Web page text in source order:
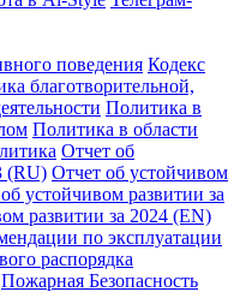
поведения Кодекс
благотворительной,
Политика в
Политика в области
Отчет об
(RU) Отчет об устойчивом
устойчивом развитии за
развитии за 2024 (EN)
по эксплуатации
распорядка
Пожарная Безопасность